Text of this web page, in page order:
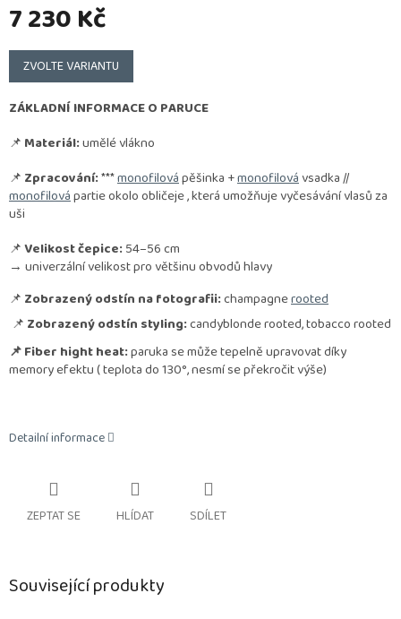
7 230 Kč
Měrná
cena:
ZVOLTE VARIANTU
ZÁKLADNÍ INFORMACE O PARUCE
📌 Materiál:umělé vlákno
📌 Zpracování:***monofilovápěšinka +monofilovávsadka //
monofilovápartie okolo obličeje , která umožňuje vyčesávání vlasů za
uši
📌Velikost čepice: 54–56 cm
→ univerzální velikost pro většinu obvodů hlavy
📌 Zobrazený odstín na fotografii:champagnerooted
📌 Zobrazený odstín styling:candyblonde rooted, tobacco rooted
📌 Fiber hight heat:paruka se může tepelně upravovat díky
memory efektu ( teplota do 130°, nesmí se překročit výše)
Detailní informace
ZEPTAT SE HLÍDAT SDÍLET
Související produkty